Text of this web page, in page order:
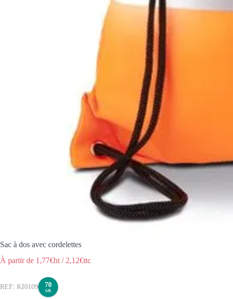
Sac à dos avec cordelettes
À partir de 1,77€ht / 2,12€ttc
KI0109 70
GR